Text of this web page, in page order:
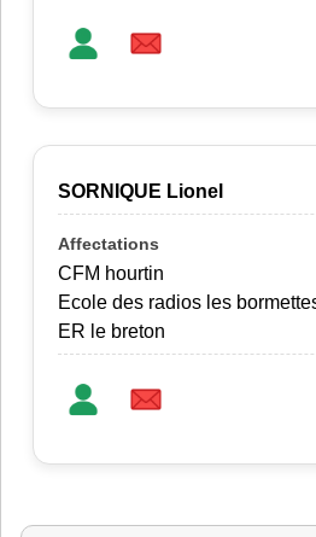
SORNIQUE Lionel
CFM hourtin
Ecole des radios les
ER le breton